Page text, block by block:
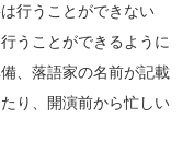
行うことができない
うことができるように
、落語家の名前が記載
り、開演前から忙しい